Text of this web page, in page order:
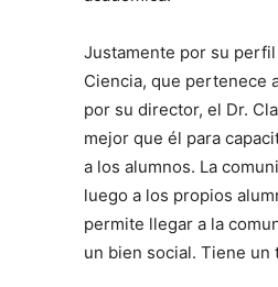
Justamente por su
Ciencia, que pertenece
por su director, el Dr.
mejor que él para
a los alumnos. La
luego a los propios
permite llegar a la
un bien social. Tiene un